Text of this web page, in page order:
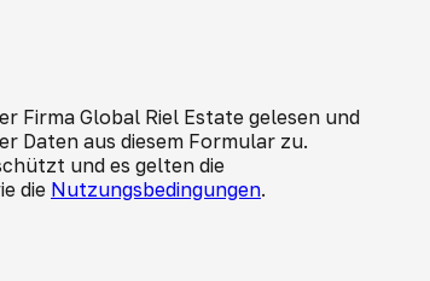
Firma Global Riel Estate gelesen und
Daten aus diesem Formular zu.
und es gelten die
die Nutzungsbedingungen.